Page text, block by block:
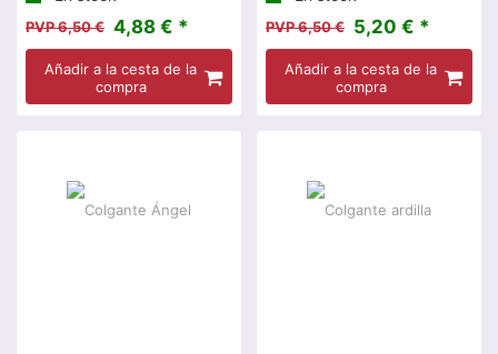
PVP 6,50 € 4,88 € *
Añadir a la cesta de la
compra
PVP 6,50 € 5,20 € *
Añadir a la cesta de la
compra